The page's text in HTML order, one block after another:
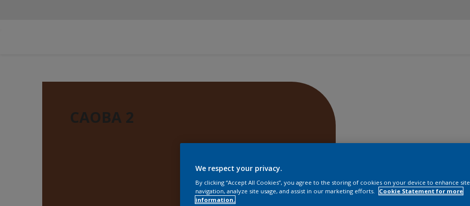
CAOBA 2
We respect your privacy.
By clicking “Accept All Cookies”, you agree to the storing of cookies on your device to enhance site
navigation, analyze site usage, and assist in our marketing efforts.
Cookie Statement for more
information.